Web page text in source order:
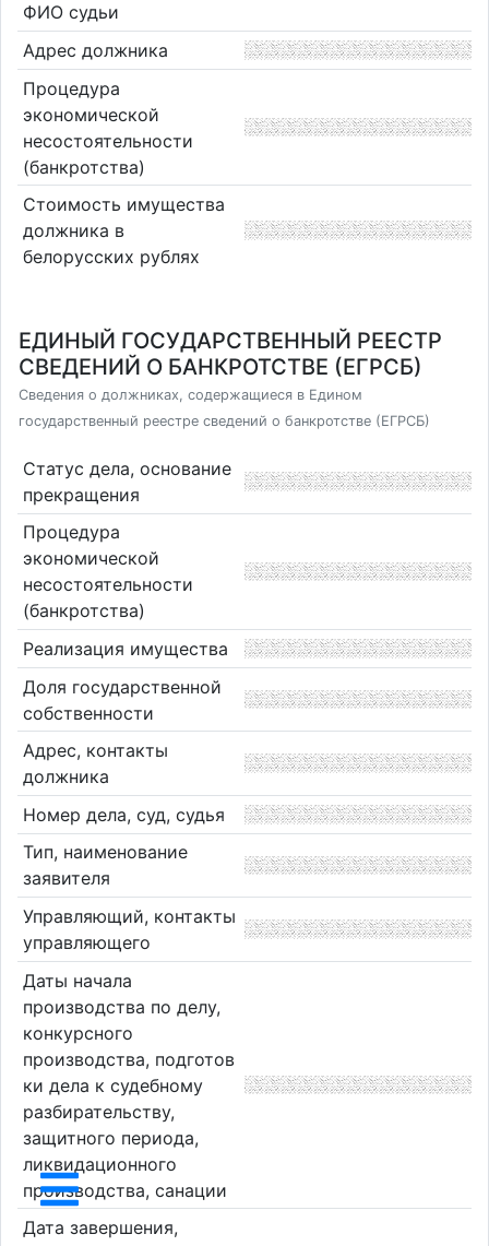
ФИО судьи
Адрес должника
Процедура
экономической
несостоятельности
(банкротства)
Стоимость имущества
должника в
белорусских рублях
ЕДИНЫЙ ГОСУДАРСТВЕННЫЙ РЕЕСТР
СВЕДЕНИЙ О БАНКРОТСТВЕ (ЕГРСБ)
Сведения о должниках, содержащиеся в Едином
государственный реестре сведений о банкротстве (ЕГРСБ)
Статус дела, основание
прекращения
Процедура
экономической
несостоятельности
(банкротства)
Реализация имущества
Доля государственной
собственности
Адрес, контакты
должника
Номер дела, суд, судья
Тип, наименование
заявителя
Управляющий, контакты
управляющего
Даты начала
производства по делу,
конкурсного
производства, подготов
ки дела к судебному
разбирательству,
защитного периода,
ликвидационного
производства, санации
Дата завершения,